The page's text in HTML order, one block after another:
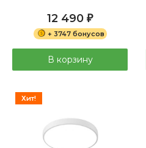
12 490 ₽
+ 3747 бонусов
В корзину
Хит!